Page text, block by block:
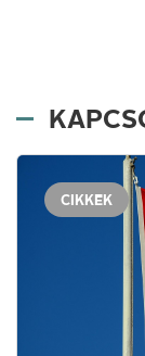
CIKKEK